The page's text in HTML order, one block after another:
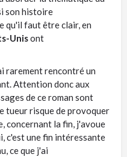
son histoire
qu'il faut être clair, en
Unisont
rarement rencontré un
Attention donc aux
de ce roman sont
tueur risque de provoquer
concernant la fin, j'avoue
c'est une fin intéressante
ce que j'ai